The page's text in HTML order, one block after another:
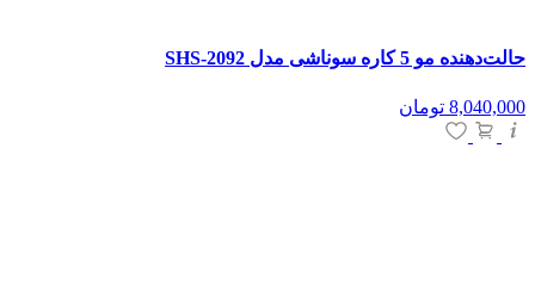
حالت‌دهنده مو 5 کاره سوناشی مدل SHS-2092
8,040,000 تومان